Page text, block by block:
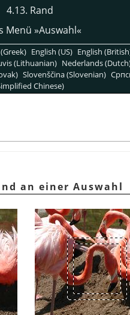
4.13. Rand
Menü »Auswahl«
English (US) English
(Lithuanian) Nederlands
Slovenščina (Slovenian)
Chinese)
an einer Auswahl